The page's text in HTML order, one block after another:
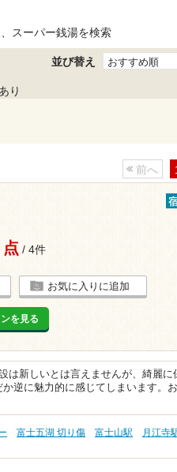
スーパー銭湯を検索
並び替え おすすめ順
り
前へ
/ 4件
お気に入りに追加
を見る
は新しいとは言えませんが、綺麗に
逆に魅力的に感じてしまいます。お
富士五湖 切り傷 富士山駅
月江寺